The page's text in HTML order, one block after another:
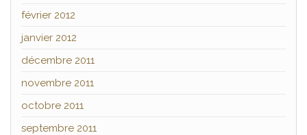
février 2012
janvier 2012
décembre 2011
novembre 2011
octobre 2011
septembre 2011